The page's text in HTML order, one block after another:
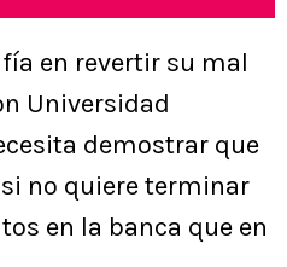
en revertir su mal
Universidad
demostrar que
no quiere terminar
en la banca que en